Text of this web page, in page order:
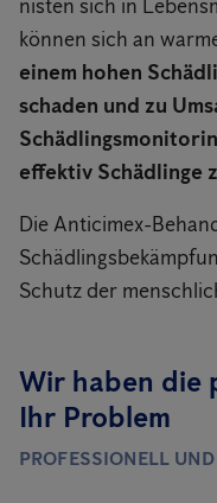
nisten sich in
können sich an
einem hohen
schaden und zu
effektiv Schädlinge
Die Anticimex-
Schutz der
Wir haben die
Ihr Problem
PROFESSIONELL